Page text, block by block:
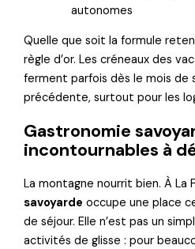
autonomes
Quelle que soit la formule
règle d’or. Les créneaux des
ferment parfois dès le mois de
précédente, surtout pour les
Gastronomie
incontournables à
La montagne nourrit bien. À La
savoyarde occupe une place
de séjour. Elle n’est pas un
activités de glisse : pour